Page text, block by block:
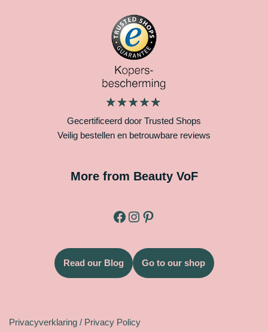
Gecertificeerd door Trusted Shops
Veilig bestellen en betrouwbare reviews
More from Beauty VoF
Read our Blog Go to our shop
Privacyverklaring / Privacy Policy